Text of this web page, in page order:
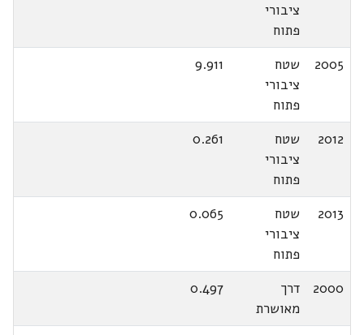
ציבורי
פתוח
2005
שטח
ציבורי
פתוח
9.911
2012
שטח
ציבורי
פתוח
0.261
2013
שטח
ציבורי
פתוח
0.065
2000
דרך
מאושרת
0.497